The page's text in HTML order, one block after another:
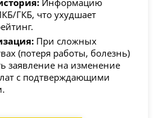
Информацию
ГКБ, что ухудшает
При сложных
(потеря работы, болезнь)
заявление на изменение
с подтверждающими